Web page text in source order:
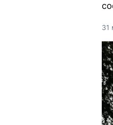
31